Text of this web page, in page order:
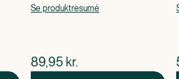
Se produktresumé
$nuværende pris
89,95 kr.